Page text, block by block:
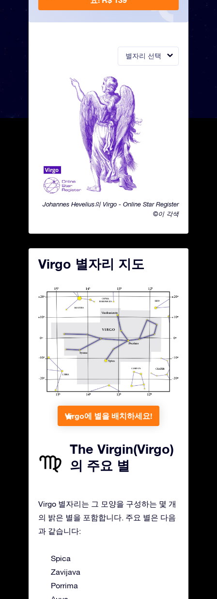
별자리 선택
Johannes Hevelius의 Virgo - Online Star Register
©이 각색
Virgo 별자리 지도
Virgo에 별을 배치하세요!
The Virgin(Virgo)
의 주요 별
Virgo 별자리는 그 모양을 구성하는 몇 개
의 밝은 별을 포함합니다. 주요 별은 다음
과 같습니다:
Spica
Zavijava
Porrima